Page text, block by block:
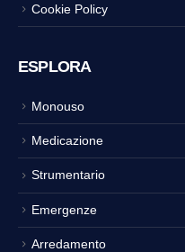
Cookie Policy
ESPLORA
Monouso
Medicazione
Strumentario
Emergenze
Arredamento